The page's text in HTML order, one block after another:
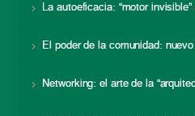
La autoeficacia: “motor
El poder de la comunidad:
Networking: el arte de la